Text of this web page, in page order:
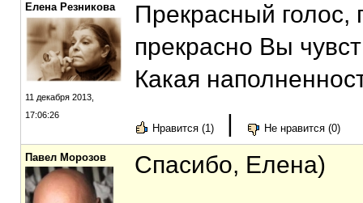
Елена Резникова
11 декабря 2013,
17:06:26
Прекрасный голос,
прекрасно Вы
Какая
Нравится (1) Не нравится (0)
Павел Морозов Спасибо, Елена)